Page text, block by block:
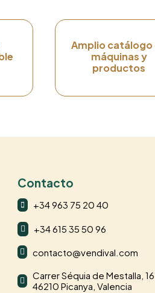
Amplio catálogo
máquinas y
productos
Contacto
 +34 963 75 20 40
 +34 615 35 50 96
 contacto@vendival.com

Carrer Séquia de Mestalla,
46210 Picanya, Valencia